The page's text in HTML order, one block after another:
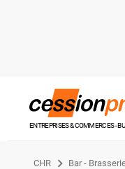
ENTREPRISES & COMMERCES -
CHR Bar -